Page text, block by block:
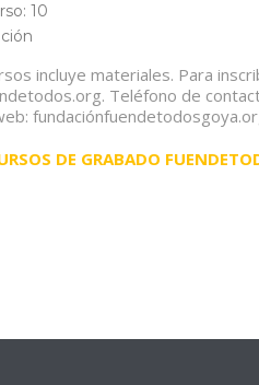
10
incluye materiales. Para
Teléfono de
DE GRABADO